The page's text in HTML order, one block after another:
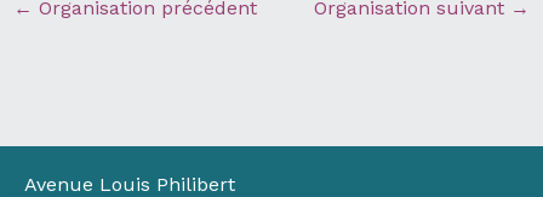
← Organisation précédent Organisation suivant →
Avenue Louis Philibert